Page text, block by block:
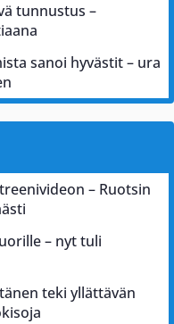
tunnustus –
sanoi hyvästit – ura
– Ruotsin
– nyt tuli
teki yllättävän